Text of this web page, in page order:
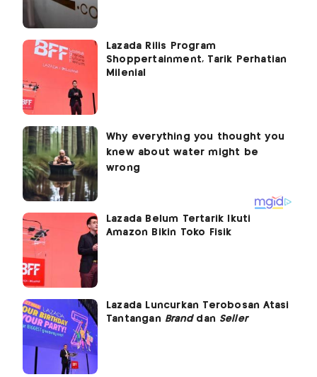
Lazada Rilis Program
Shoppertainment, Tarik Perhatian
Milenial
Lazada Belum Tertarik Ikuti
Amazon Bikin Toko Fisik
Lazada Luncurkan Terobosan Atasi
Tantangan Branddan Seller